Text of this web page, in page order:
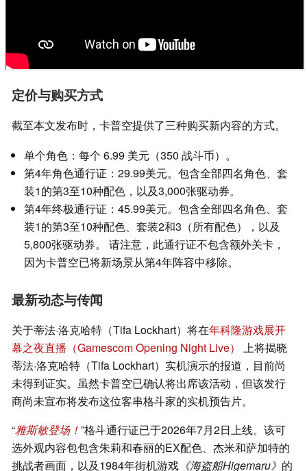
定价与购买方式
截至本文发布时，卡普空提供了三种购买新内容的方式。
单个角色：每个 6.99 美元（350 战斗币）。
第4年角色通行证：29.99美元。包含全部四名角色、套
装1的第3至10种配色，以及3,000张驱动券。
第4年终极通行证：45.99美元。包含全部四名角色、套
装1的第3至10种配色、套装2和3（所有配色），以及
5,800张驱动券。 请注意，此通行证不包含额外关卡，
因为卡普空已将新场景从第4年阵容中移除。
最新动态与传闻
关于蒂法·洛克哈特（Tifa Lockhart）将在年科隆游戏展开
幕之夜直播（Gamescom Opening Night Live）
上将揭晓
蒂法·洛克哈特（Tifa Lockhart）实机演示的报道，目前尚
未得到证实。虽然卡普空已确认将出席该活动，但该发行
商尚未宣布将发布这位客串格斗家的实机预告片。
“雅斯敏登场！”格斗通行证已于2026年7月2日上线。该可
选外观内容包包含朱莉和春丽的EX配色、杰米和萨加特的
挑战者画面，以及1984年街机游戏 《海盗船Higemaru》 的